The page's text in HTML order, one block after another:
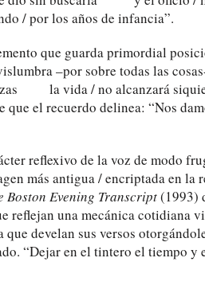
/ por los años de infancia”.
que guarda primordial
–por sobre todas las
la vida / no alcanzará
el recuerdo delinea: “Nos
reflexivo de la voz de modo
más antigua / encriptada
Boston Evening Transcript(1993)
reflejan una mecánica cotidiana
develan sus versos
“Dejar en el tintero el tiempo y